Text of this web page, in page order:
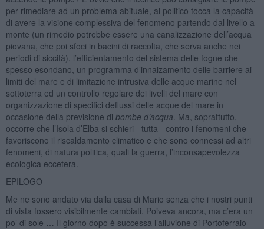
per rimediare ad un problema abituale, al politico tocca la capacità
di avere la visione complessiva del fenomeno partendo dal livello a
monte (un rimedio potrebbe essere una canalizzazione dell’acqua
piovana, che poi sfoci in bacini di raccolta, che serva anche nei
periodi di siccità), l’efficientamento del sistema delle fogne che
spesso esondano, un programma d’innalzamento delle barriere ai
limiti del mare e di limitazione intrusiva delle acque marine nel
sottoterra ed un controllo regolare dei livelli del mare con
organizzazione di specifici deflussi delle acque del mare in
occasione della previsione di bombe d’acqua . Ma, soprattutto,
occorre che l’Isola d’Elba si schieri - tutta - contro i fenomeni che
favoriscono il riscaldamento climatico e che sono connessi ad altri
fenomeni, di natura politica, quali la guerra, l’inconsapevolezza
ecologica eccetera.
EPILOGO
Me ne sono andato via dalla casa di Mario senza che i nostri punti
di vista fossero visibilmente cambiati. Poiveva ancora, ma c’era un
po’ di sole … Il giorno dopo è successa l’alluvione di Portoferraio